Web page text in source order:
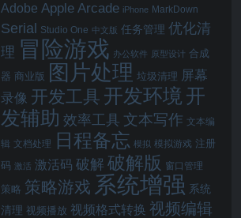
Adobe Apple Arcade iPhone MarkDown
Serial Studio One 中文版 任务管理 优化清
理 冒险游戏 办公软件 原型设计 合成
器 商业版 图片处理 垃圾清理 屏幕
录像 开发工具 开发环境 开
发辅助 效率工具 文本写作 文本编
辑 文档处理 日程备忘 模拟 模拟游戏 注册
码 激活 激活码 破解 破解版 窗口管理
策略 策略游戏 系统增强 系统
清理 视频播放 视频格式转换 视频编辑